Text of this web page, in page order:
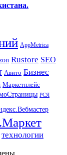
AppMetrica
Rustore SEO
Авито Бизнес
Маркетплейс
РСЯ
технологии